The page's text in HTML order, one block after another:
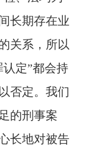
长期存在业
关系，所以
定”都会持
否定。我们
的刑事案
长地对被告